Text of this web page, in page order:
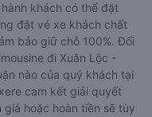
khách có thể đặt
đặt vé xe khách chất
bảo giữ chỗ 100%. Đối
đi Xuân Lộc -
nào của quý khách tại
cam kết giải quyết
hoặc hoàn tiền sẽ tùy